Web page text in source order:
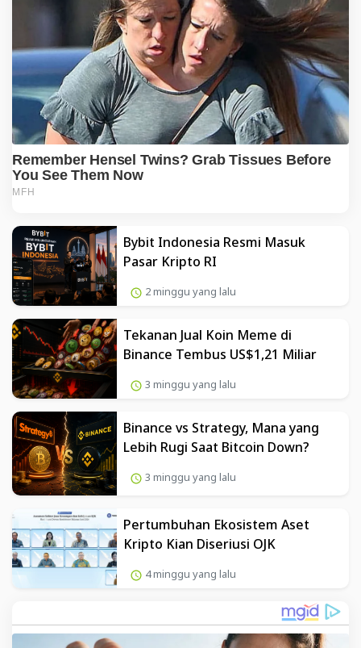
Bybit Indonesia Resmi Masuk
Pasar Kripto RI
2 minggu yang lalu
Tekanan Jual Koin Meme di
Binance Tembus US$1,21 Miliar
3 minggu yang lalu
Binance vs Strategy, Mana yang
Lebih Rugi Saat Bitcoin Down?
3 minggu yang lalu
Pertumbuhan Ekosistem Aset
Kripto Kian Diseriusi OJK
4 minggu yang lalu